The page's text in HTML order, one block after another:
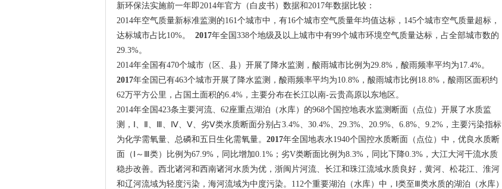
新环保法实施前一年即2014年官方（白皮书）数据和2017年数据比较：
2014年空气质量新标准监测的161个城市中，有16个城市空气质量年均值达标，145个城市空气质量超标，
达标城市占比10%。 2017年全国338个地级及以上城市中有99个城市环境空气质量达标，占全部城市数的
29.3%。
2014年全国有470个城市（区、县）开展了降水监测，酸雨城市比例为29.8%，酸雨频率平均为17.4%。
2017年全国已有463个城市开展了降水监测，酸雨频率平均为10.8%，酸雨城市比例18.8%，酸雨区面积约
62万平方公里，占国土面积的6.4%，主要分布在长江以南-云贵高原以东地区。
2014年全国423条主要河流、62座重点湖泊（水库）的968个国控地表水监测断面（点位）开展了水质监
测，Ⅰ、Ⅱ、Ⅲ、Ⅳ、Ⅴ、劣Ⅴ类水质断面分别占3.4%、30.4%、29.3%、20.9%、6.8%、9.2%，主要污染指标
为化学需氧量、总磷和五日生化需氧量。 2017年全国地表水1940个国控水质断面（点位）中，优良水质断
面（Ⅰ～Ⅲ类）比例为67.9%，同比增加0.1%；劣V类断面比例为8.3%，同比下降0.3%，大江大河干流水质
稳步改善。西北诸河和西南诸河水质为优，浙闽片河流、长江和珠江流域水质良好，黄河、松花江、淮河
和辽河流域为轻度污染，海河流域为中度污染。112个重要湖泊（水库）中，Ⅰ类至Ⅲ类水质的湖泊（水库）